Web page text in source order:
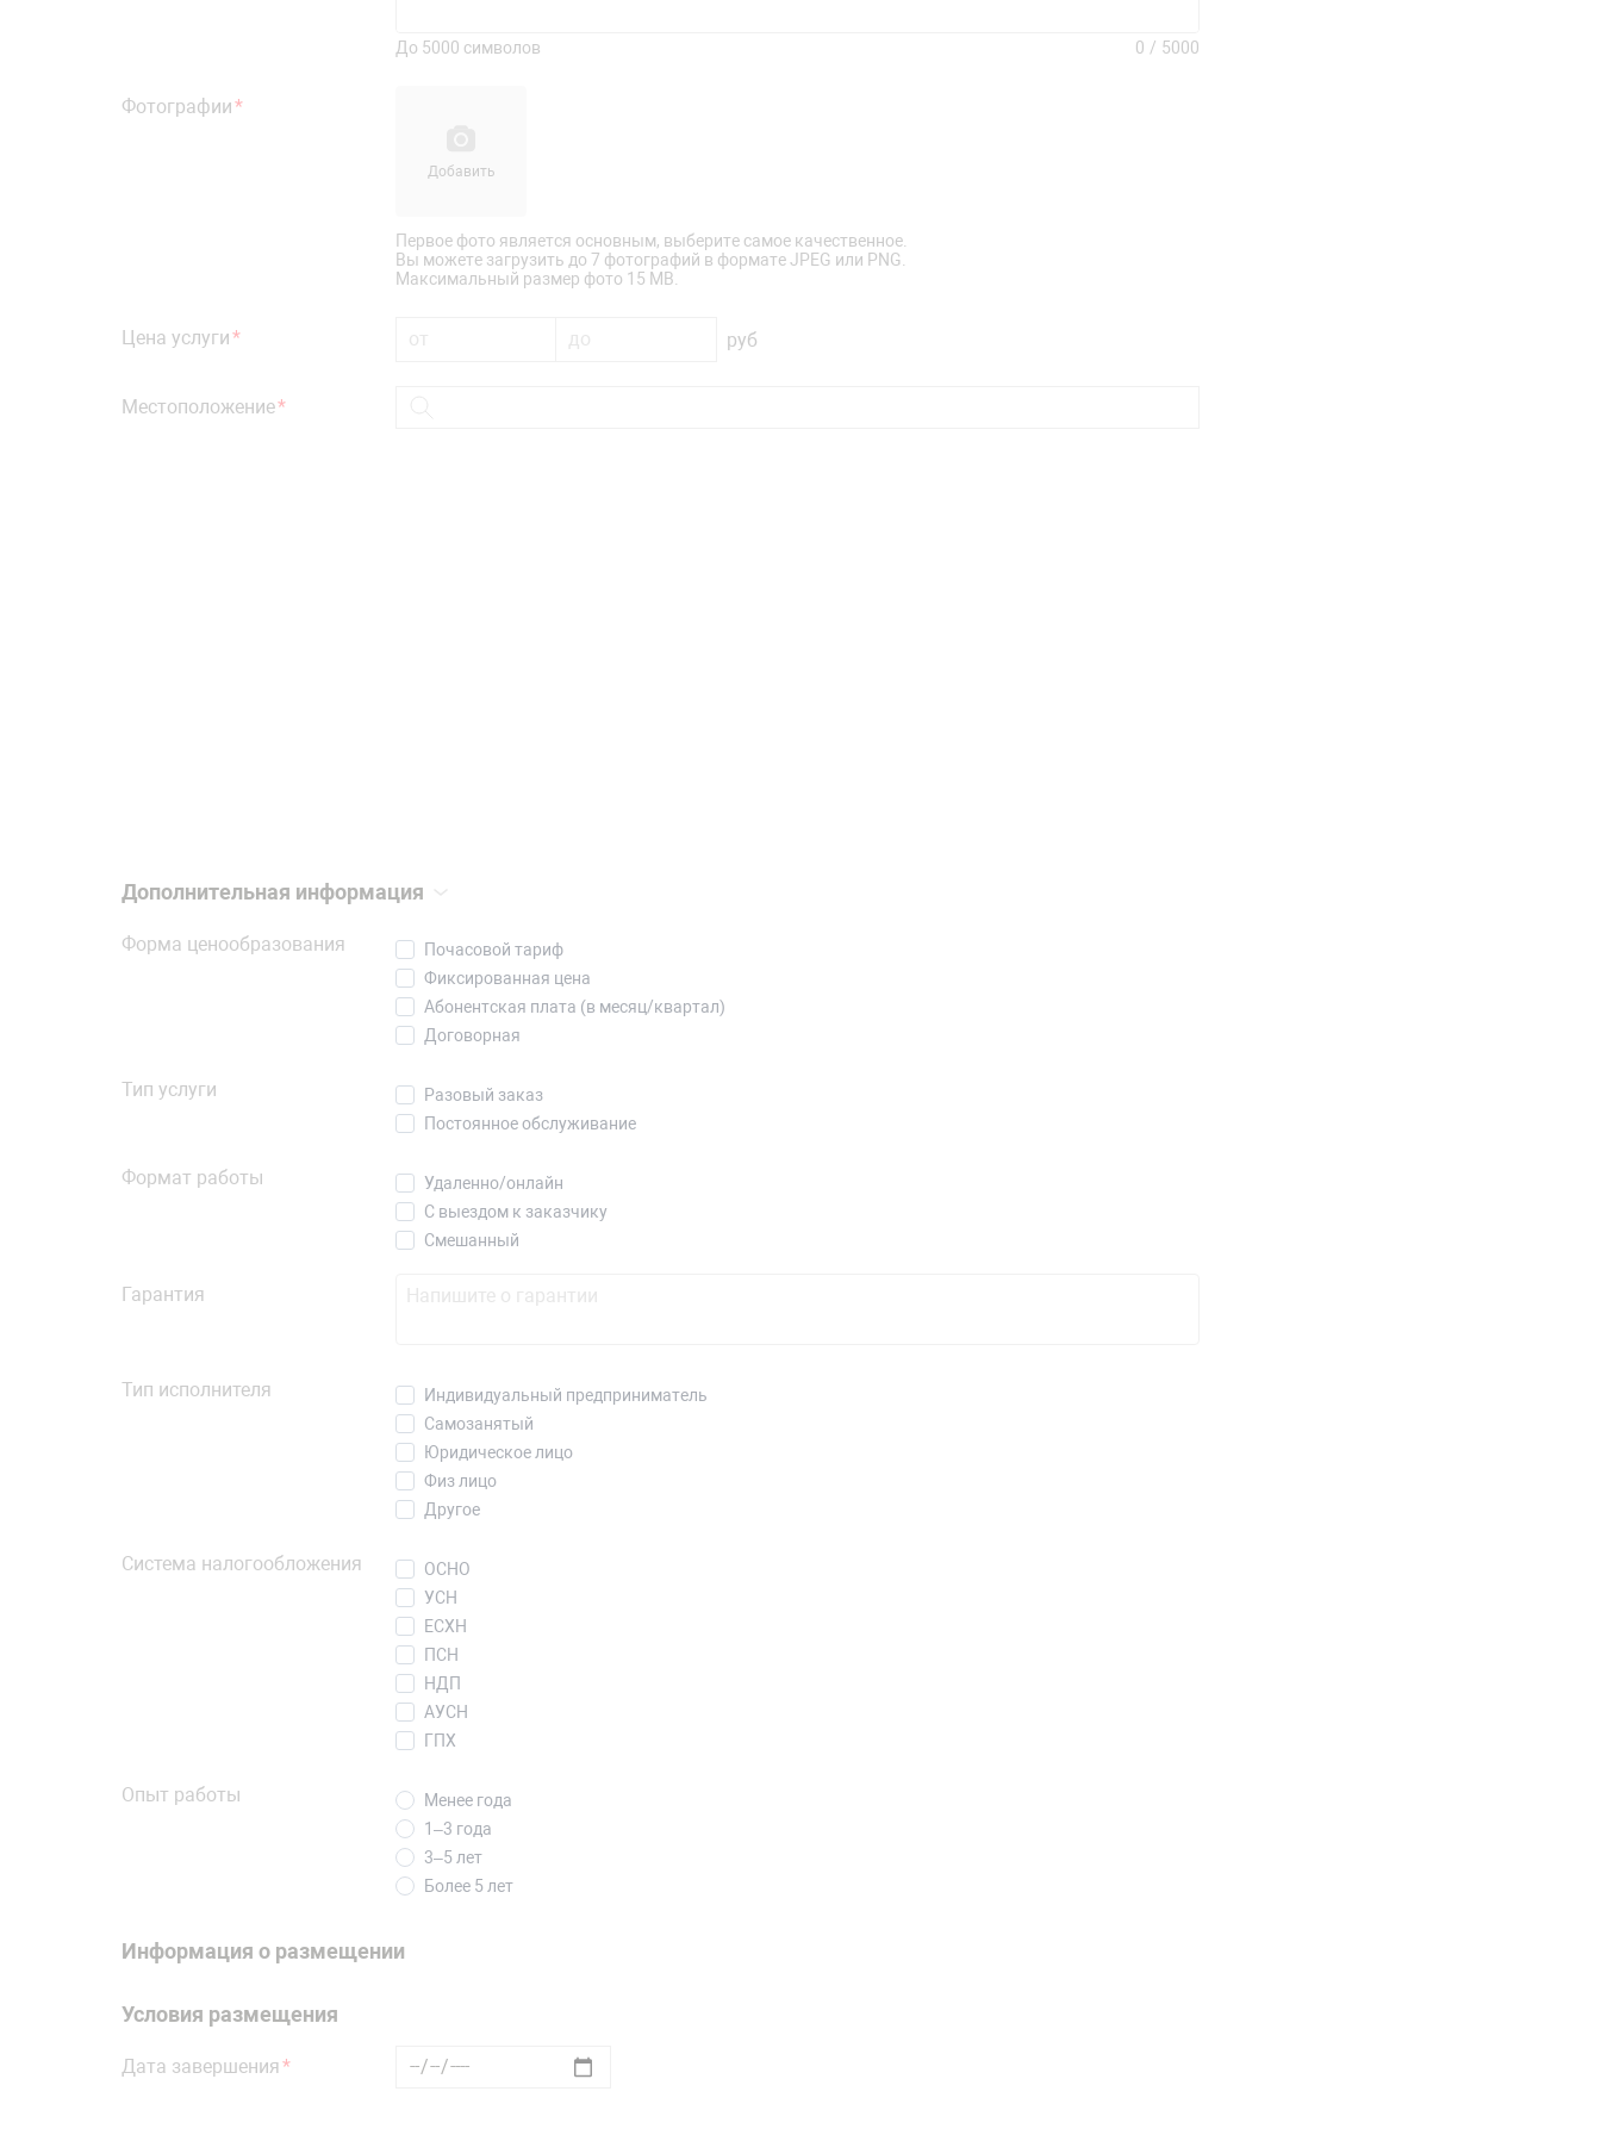
До 5000 символов 0 5000
Фотографии
Добавить
Первое фото является основным, выберите самое качественное.
Вы можете загрузить до 7 фотографий в формате JPEG или PNG.
Максимальный размер фото 15 MB.
Цена услуги руб
Местоположение
Дополнительная информация
Форма ценообразования
Почасовой тариф
Фиксированная цена
Абонентская плата (в месяц/квартал)
Договорная
Тип услуги
Разовый заказ
Постоянное обслуживание
Формат работы
Удаленно/онлайн
С выездом к заказчику
Смешанный
Гарантия
Тип исполнителя
Индивидуальный предприниматель
Самозанятый
Юридическое лицо
Физ лицо
Другое
Система налогообложения
ОСНО
УСН
ЕСХН
ПСН
НДП
АУСН
ГПХ
Опыт работы
Менее года
1–3 года
3–5 лет
Более 5 лет
Информация о размещении
Условия размещения
Дата завершения